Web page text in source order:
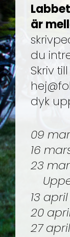
är
du
Skriv
dyk
09
16
23
13 april
20
27 april